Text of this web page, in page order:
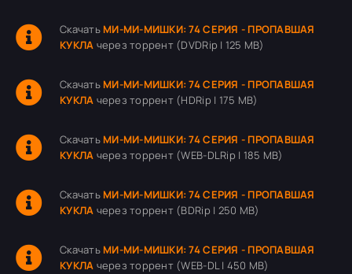
Скачать МИ-МИ-МИШКИ: 74 СЕРИЯ - ПРОПАВШАЯ
КУКЛА через торрент (DVDRip | 125 MB)
Скачать МИ-МИ-МИШКИ: 74 СЕРИЯ - ПРОПАВШАЯ
КУКЛА через торрент (HDRip | 175 MB)
Скачать МИ-МИ-МИШКИ: 74 СЕРИЯ - ПРОПАВШАЯ
КУКЛА через торрент (WEB-DLRip | 185 MB)
Скачать МИ-МИ-МИШКИ: 74 СЕРИЯ - ПРОПАВШАЯ
КУКЛА через торрент (BDRip | 250 MB)
Скачать МИ-МИ-МИШКИ: 74 СЕРИЯ - ПРОПАВШАЯ
КУКЛА через торрент (WEB-DL | 450 MB)